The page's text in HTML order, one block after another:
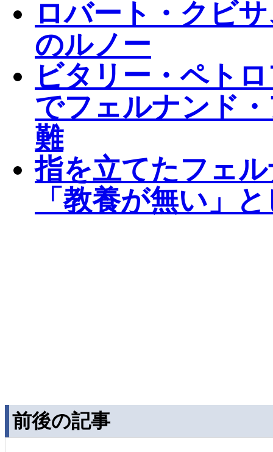
ロバート・クビ
のルノー
ビタリー・ペト
でフェルナンド
難
指を立てたフェ
「教養が無い」
前後の記事